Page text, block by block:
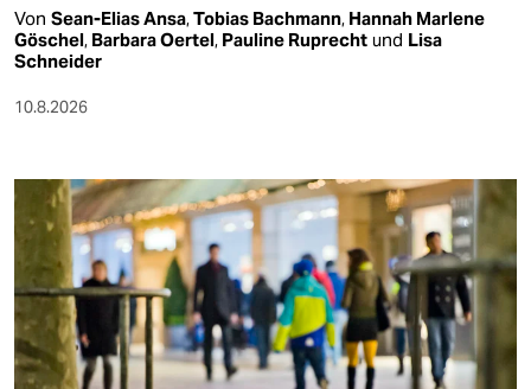
fragen & hilfe
genossenschaft
epaper login
Von Sean-Elias Ansa,Tobias Bachmann, Hannah Marlene
Göschel, Barbara Oertel, Pauline Ruprecht und Lisa
Schneider
10.8.2026